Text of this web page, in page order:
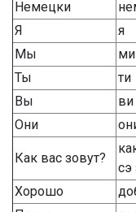
Немецки
Я
я
Мы
ми
Ты
ти
Вы
ви
Они
Как вас зовут?
сэ
Хорошо